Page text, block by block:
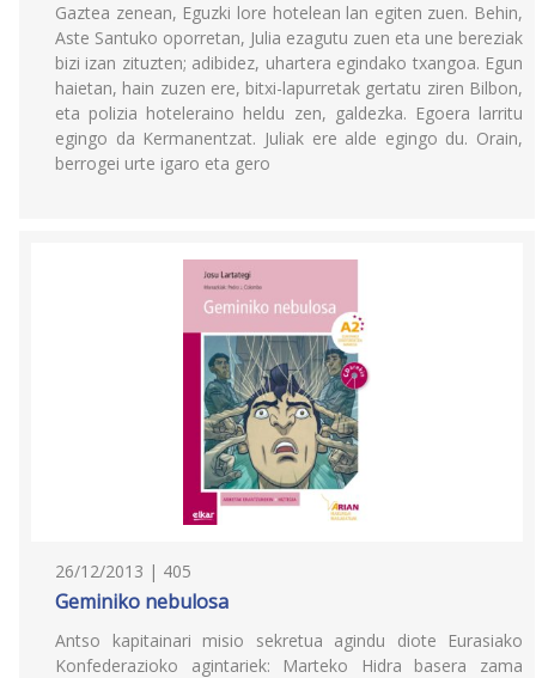
Gaztea zenean, Eguzki lore hotelean lan egiten zuen. Behin,
Aste Santuko oporretan, Julia ezagutu zuen eta une bereziak
bizi izan zituzten; adibidez, uhartera egindako txangoa. Egun
haietan, hain zuzen ere, bitxi-lapurretak gertatu ziren Bilbon,
eta polizia hoteleraino heldu zen, galdezka. Egoera larritu
egingo da Kermanentzat. Juliak ere alde egingo du. Orain,
berrogei urte igaro eta gero
26/12/2013 | 405
Geminiko nebulosa
Antso kapitainari misio sekretua agindu diote Eurasiako
Konfederazioko agintariek: Marteko Hidra basera zama